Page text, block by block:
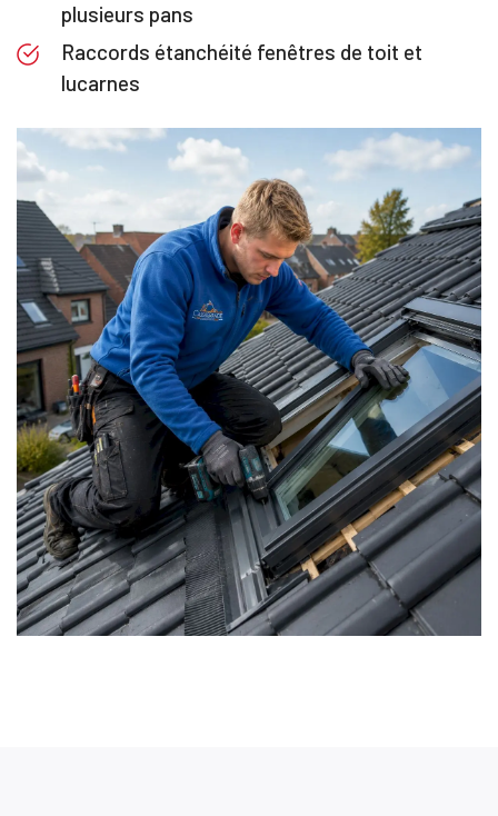
plusieurs pans
Raccords étanchéité fenêtres de toit et
lucarnes